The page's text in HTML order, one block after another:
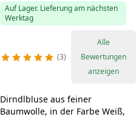
Auf Lager. Lieferung am nächsten
Werktag
3
Alle
Bewertungen
anzeigen
Dirndlbluse aus feiner
Baumwolle, in der Farbe Weiß,